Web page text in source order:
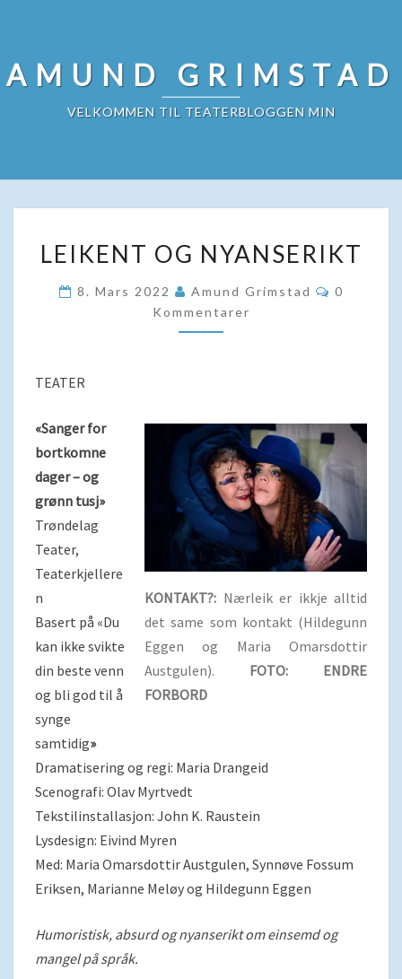
content
AMUND GRIMSTAD
VELKOMMEN TIL TEATERBLOGGEN MIN
OG
LEIKENT OG NYANSERIKT
8. Mars 2022 Amund Grimstad
0
Kommentarer
TEATER
KONTAKT?: Nærleik er ikkje alltid
det same som kontakt (Hildegunn
Eggen og Maria Omarsdottir
Austgulen). FOTO: ENDRE
FORBORD
«Sanger for
bortkomne
dager – og
grønn tusj»
Trøndelag
Teater,
Teaterkjellere
n
Basert på «Du
kan ikke svikte
din beste venn
og bli god til å
synge
samtidig»
Dramatisering og regi: Maria Drangeid
Scenografi: Olav Myrtvedt
Tekstilinstallasjon: John K. Raustein
Lysdesign: Eivind Myren
Med: Maria Omarsdottir Austgulen, Synnøve Fossum
Eriksen, Marianne Meløy og Hildegunn Eggen
Humoristisk, absurd og nyanserikt om einsemd og
mangel på språk.